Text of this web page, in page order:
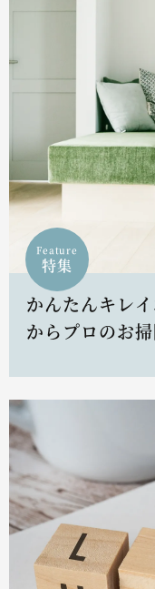
Feature
特集
かんたんキレ
からプロのお